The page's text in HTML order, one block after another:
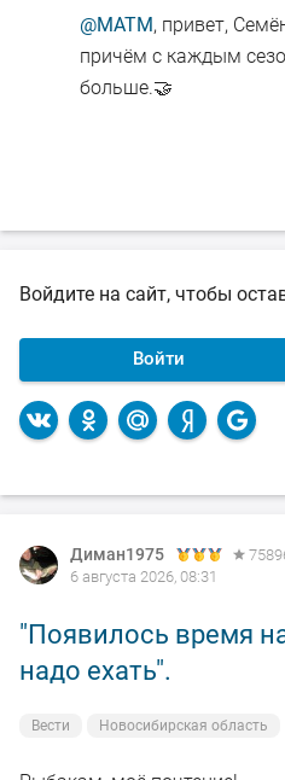
@MATM, привет,
причём с каждым
больше.🤝
Войдите на сайт, чтобы
Войти
Диман1975
6 августа 2026, 08:31
"Появилось время
надо ехать".
Вести Новосибирская область